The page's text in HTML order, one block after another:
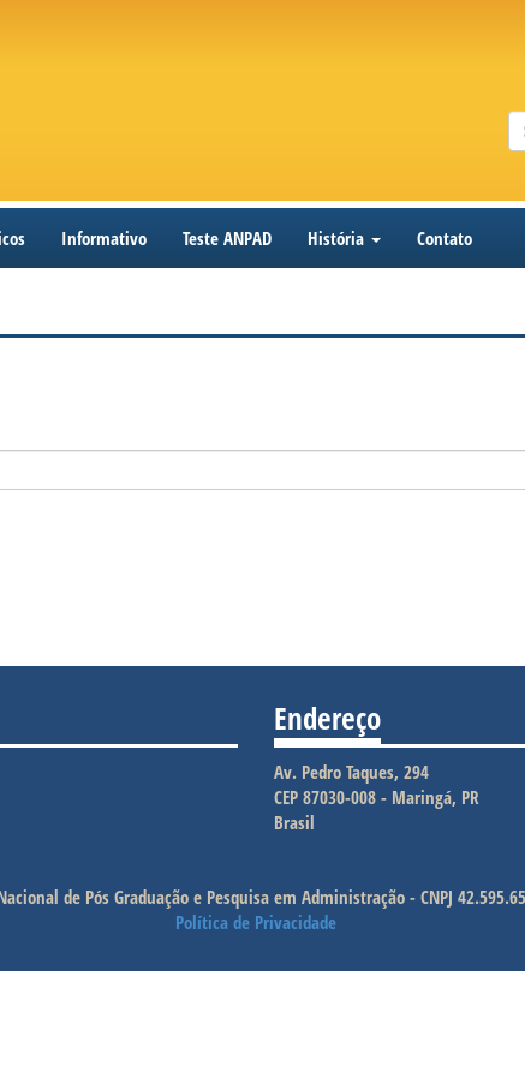
Informativo Teste ANPAD História Contato
Endereço
Av. Pedro Taques, 294
CEP 87030-008 - Maringá, PR
Brasil
de Pós Graduação e Pesquisa em Administração - CNPJ
Política de Privacidade